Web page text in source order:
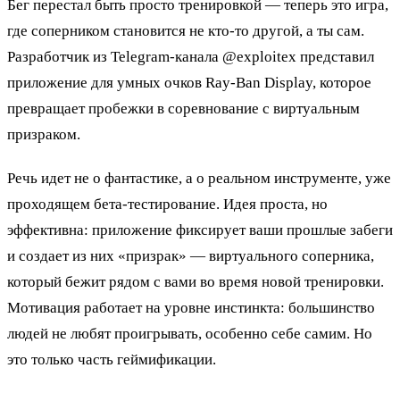
Бег перестал быть просто тренировкой — теперь это игра,
где соперником становится не кто-то другой, а ты сам.
Разработчик из Telegram-канала @exploitex представил
приложение для умных очков Ray-Ban Display, которое
превращает пробежки в соревнование с виртуальным
призраком.
Речь идет не о фантастике, а о реальном инструменте, уже
проходящем бета-тестирование. Идея проста, но
эффективна: приложение фиксирует ваши прошлые забеги
и создает из них «призрак» — виртуального соперника,
который бежит рядом с вами во время новой тренировки.
Мотивация работает на уровне инстинкта: большинство
людей не любят проигрывать, особенно себе самим. Но
это только часть геймификации.